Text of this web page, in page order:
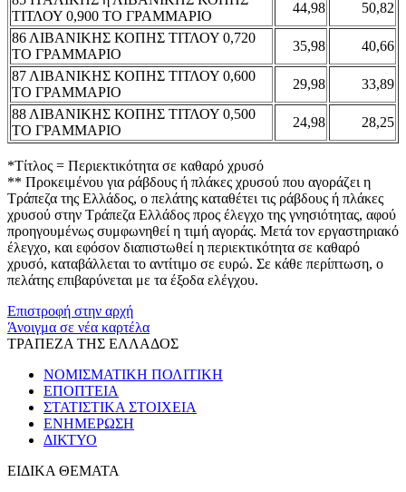
ΤΙΤΛΟΥ 0,900 ΤΟ ΓΡΑΜΜΑΡΙΟ
44,98
50,82
86 ΛΙΒΑΝΙΚΗΣ ΚΟΠΗΣ ΤΙΤΛΟΥ 0,720
ΤΟ ΓΡΑΜΜΑΡΙΟ
35,98
40,66
87 ΛΙΒΑΝΙΚΗΣ ΚΟΠΗΣ ΤΙΤΛΟΥ 0,600
ΤΟ ΓΡΑΜΜΑΡΙΟ
29,98
33,89
88 ΛΙΒΑΝΙΚΗΣ ΚΟΠΗΣ ΤΙΤΛΟΥ 0,500
ΤΟ ΓΡΑΜΜΑΡΙΟ
24,98 28,25
*Τίτλος = Περιεκτικότητα σε καθαρό χρυσό
** Προκειμένου για ράβδους ή πλάκες χρυσού που αγοράζει η
Τράπεζα της Ελλάδος, ο πελάτης καταθέτει τις ράβδους ή πλάκες
χρυσού στην Τράπεζα Ελλάδος προς έλεγχο της γνησιότητας, αφού
προηγουμένως συμφωνηθεί η τιμή αγοράς. Μετά τον εργαστηριακό
έλεγχο, και εφόσον διαπιστωθεί η περιεκτικότητα σε καθαρό
χρυσό, καταβάλλεται το αντίτιμο σε ευρώ. Σε κάθε περίπτωση, ο
πελάτης επιβαρύνεται με τα έξοδα ελέγχου.
Επιστροφή στην αρχή
Άνοιγμα σε νέα καρτέλα
ΤΡΑΠΕΖΑ ΤΗΣ ΕΛΛΑΔΟΣ
ΝΟΜΙΣΜΑΤΙΚΗ ΠΟΛΙΤΙΚΗ
ΕΠΟΠΤΕΙΑ
ΣΤΑΤΙΣΤΙΚΑ ΣΤΟΙΧΕΙΑ
ΕΝΗΜΕΡΩΣΗ
ΔΙΚΤΥΟ
ΕΙΔΙΚΑ ΘΕΜΑΤΑ